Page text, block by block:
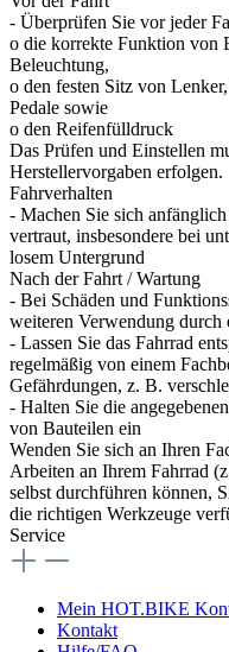
- Überprüfen Sie vor jeder
o die korrekte Funktion von
Beleuchtung,
o den festen Sitz von
Pedale sowie
o den Reifenfülldruck
Das Prüfen und Einstellen
Herstellervorgaben erfolgen.
Fahrverhalten
- Machen Sie sich
vertraut, insbesondere bei
losem Untergrund
Nach der Fahrt / Wartung
- Bei Schäden und
weiteren Verwendung durch
- Lassen Sie das Fahrrad
regelmäßig von einem
Gefährdungen, z. B.
- Halten Sie die
von Bauteilen ein
Wenden Sie sich an Ihren
Arbeiten an Ihrem Fahrrad
selbst durchführen können,
die richtigen Werkzeuge
Service
Mein HOT.BIKE
Kontakt